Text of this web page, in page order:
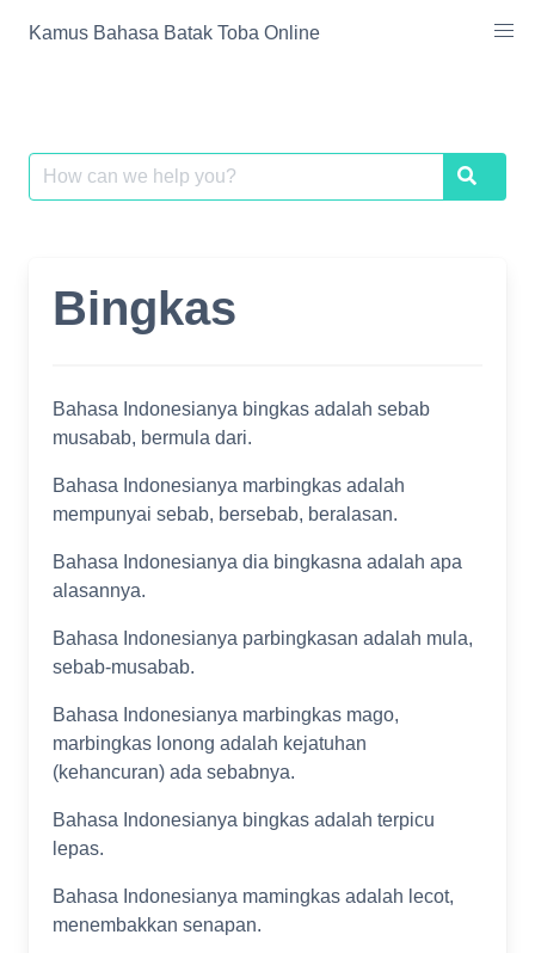
Kamus Bahasa Batak Toba Online
Search
for:
Search
Bingkas
Bahasa Indonesianya bingkas adalah sebab
musabab, bermula dari.
Bahasa Indonesianya marbingkas adalah
mempunyai sebab, bersebab, beralasan.
Bahasa Indonesianya dia bingkasna adalah apa
alasannya.
Bahasa Indonesianya parbingkasan adalah mula,
sebab-musabab.
Bahasa Indonesianya marbingkas mago,
marbingkas lonong adalah kejatuhan
(kehancuran) ada sebabnya.
Bahasa Indonesianya bingkas adalah terpicu
lepas.
Bahasa Indonesianya mamingkas adalah lecot,
menembakkan senapan.